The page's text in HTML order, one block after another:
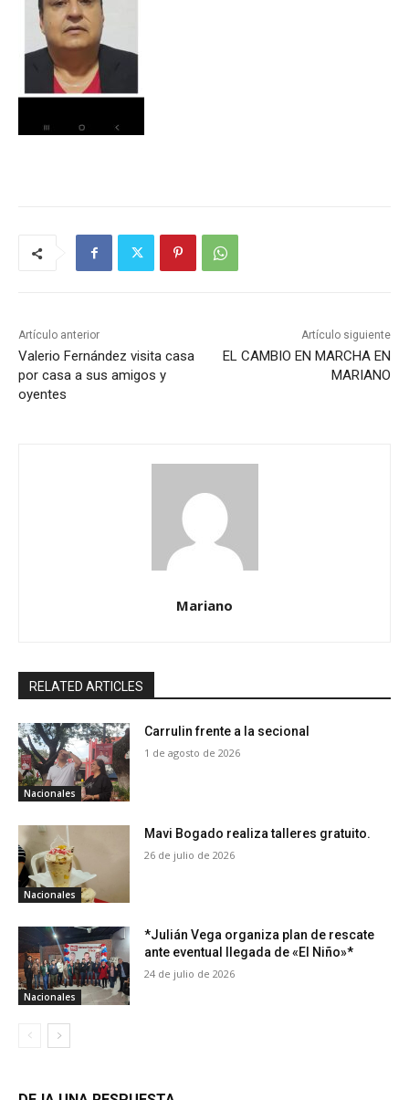
Artículo anterior
Valerio Fernández visita casa
por casa a sus amigos y
oyentes
Artículo siguiente
EL CAMBIO EN MARCHA EN
MARIANO
Mariano
RELATED ARTICLES
Nacionales
Carrulin frente a la secional
1 de agosto de 2026
Nacionales
Mavi Bogado realiza talleres gratuito.
26 de julio de 2026
Nacionales
*Julián Vega organiza plan de rescate
ante eventual llegada de «El Niño»*
24 de julio de 2026